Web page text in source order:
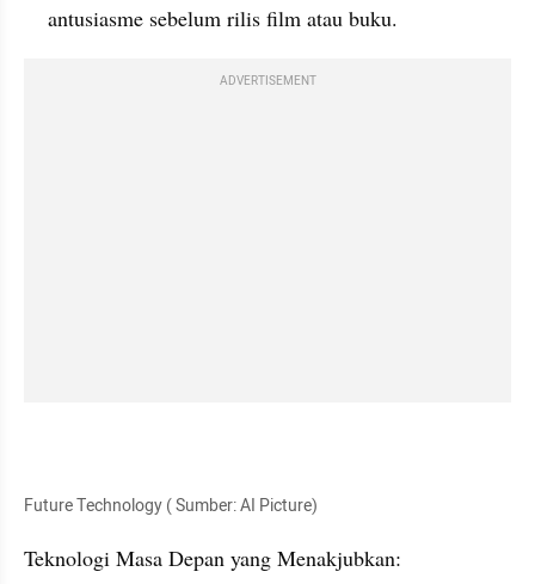
antusiasme sebelum rilis film atau buku.
ADVERTISEMENT
Future Technology ( Sumber: AI Picture)
Teknologi Masa Depan yang Menakjubkan: